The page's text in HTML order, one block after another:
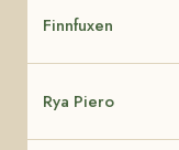
Finnfuxen
Rya Piero